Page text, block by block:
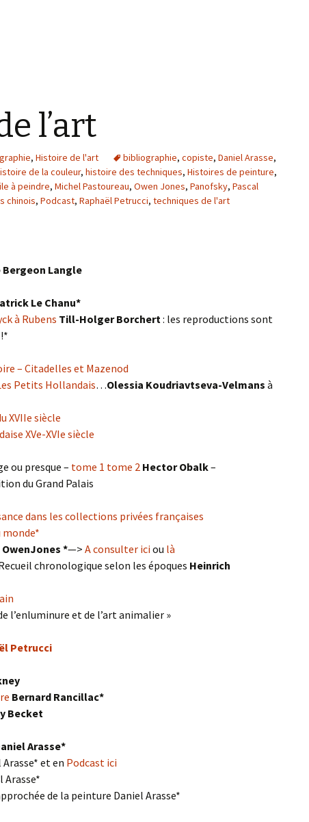
l’art
, Histoire de l'art bibliographie, copiste, Daniel Arasse,
de la couleur, histoire des techniques, Histoires de peinture,
à peindre, Michel Pastoureau, Owen Jones, Panofsky, Pascal
chinois, Podcast, Raphaël Petrucci, techniques de l'art
Langle
Le Chanu*
à Rubens Till-Holger Borchert: les reproductions sont
– Citadelles et Mazenod
Petits Hollandais…Olessia Koudriavtseva-Velmans à
XVIIe siècle
XVe-XVIe siècle
ou presque – tome 1 tome 2 Hector Obalk–
du Grand Palais
dans les collections privées françaises
monde*
OwenJones *—> A consulter iciou là
chronologique selon les époques Heinrich
l’enluminure et de l’art animalier »
Petrucci
Bernard Rancillac*
Becket
Arasse*
Arasse* et en Podcast ici
Arasse*
de la peinture Daniel Arasse*